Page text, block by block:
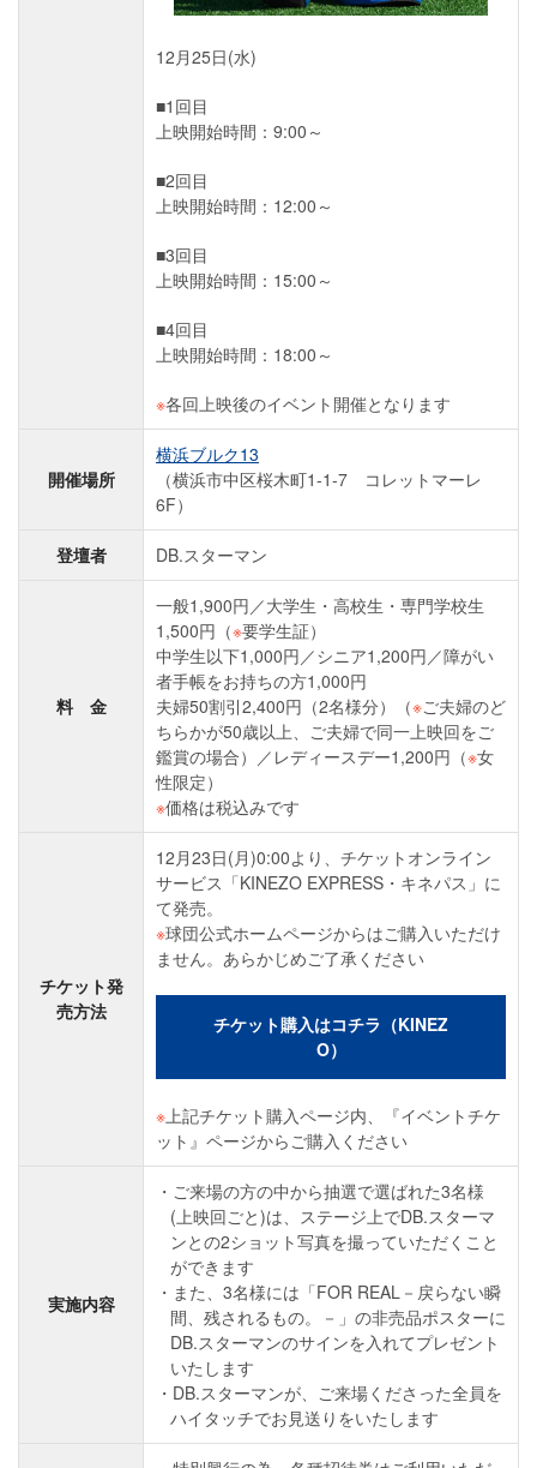
12月25日(水)
■1回目
上映開始時間：9:00～
■2回目
上映開始時間：12:00～
■3回目
上映開始時間：15:00～
■4回目
上映開始時間：18:00～
※各回上映後のイベント開催となります
開催場所
横浜ブルク13
（横浜市中区桜木町1-1-7 コレットマーレ
6F）
登壇者 DB.スターマン
料 金
一般1,900円／大学生・高校生・専門学校生
1,500円（※要学生証）
中学生以下1,000円／シニア1,200円／障がい
者手帳をお持ちの方1,000円
夫婦50割引2,400円（2名様分）（※ご夫婦のど
ちらかが50歳以上、ご夫婦で同一上映回をご
鑑賞の場合）／レディースデー1,200円（※女
性限定）
※価格は税込みです
チケット発
売方法
12月23日(月)0:00より、チケットオンライン
サービス「KINEZO EXPRESS・キネパス」に
て発売。
※球団公式ホームページからはご購入いただけ
ません。あらかじめご了承ください
チケット購入はコチラ（KINEZ
O）
※上記チケット購入ページ内、『イベントチケ
ット』ページからご購入ください
実施内容
ご来場の方の中から抽選で選ばれた3名様
(上映回ごと)は、ステージ上でDB.スターマ
ンとの2ショット写真を撮っていただくこと
ができます
また、3名様には「FOR REAL－戻らない瞬
間、残されるもの。－」の非売品ポスターに
DB.スターマンのサインを入れてプレゼント
いたします
DB.スターマンが、ご来場くださった全員を
ハイタッチでお見送りをいたします